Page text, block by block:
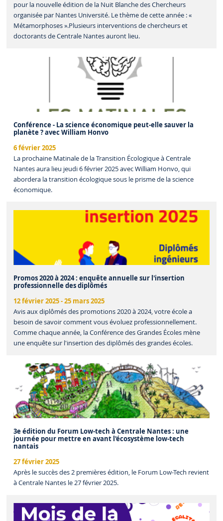
pour la nouvelle édition de la Nuit Blanche des Chercheurs
organisée par Nantes Université. Le thème de cette année : «
Métamorphoses ».Plusieurs interventions de chercheurs et
doctorants de Centrale Nantes auront lieu.
Conférence - La science économique peut-elle sauver la
planète ? avec William Honvo
6 février 2025
La prochaine Matinale de la Transition Écologique à Centrale
Nantes aura lieu jeudi 6 février 2025 avec William Honvo, qui
abordera la transition écologique sous le prisme de la science
économique.
Promos 2020 à 2024 : enquête annuelle sur l'insertion
professionnelle des diplômés
12 février 2025-25 mars 2025
Avis aux diplômés des promotions 2020 à 2024, votre école a
besoin de savoir comment vous évoluez professionnellement.
Comme chaque année, la Conférence des Grandes Écoles mène
une enquête sur l'insertion des diplômés des grandes écoles.
3e édition du Forum Low-tech à Centrale Nantes : une
journée pour mettre en avant l'écosystème low-tech
nantais
27 février 2025
Après le succès des 2 premières édition, le Forum Low-Tech revient
à Centrale Nantes le 27 février 2025.